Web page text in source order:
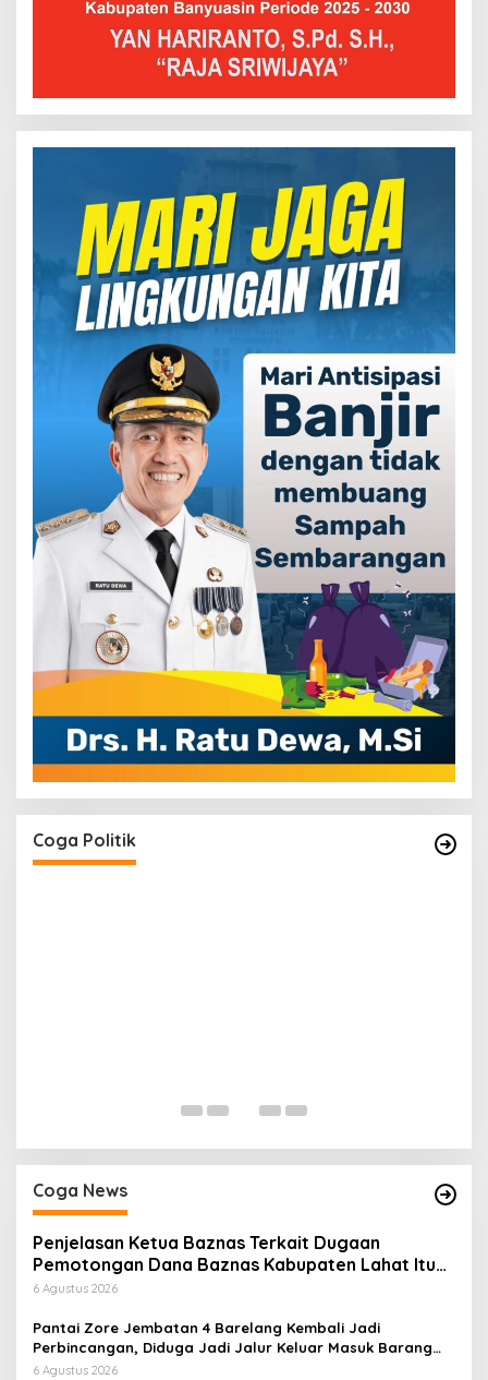
Coga Politik
H. Devi Suhartoni Dipercaya Menakhodai DPD
PDI Perjuangan Sumsel Periode 2025–2030
Di Coga Politik, Muratara
Coga News
Penjelasan Ketua Baznas Terkait Dugaan
Pemotongan Dana Baznas Kabupaten Lahat Itu
Tidak Benar
6 Agustus 2026
Pantai Zore Jembatan 4 Barelang Kembali Jadi
Perbincangan, Diduga Jadi Jalur Keluar Masuk Barang
Tanpa Dokumen Kepabeanan, Nama Berinisial WL
6 Agustus 2026